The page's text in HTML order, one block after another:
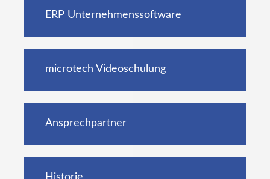
ERP Unternehmenssoftware
microtech Videoschulung
Ansprechpartner